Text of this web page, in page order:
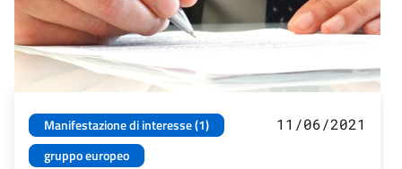
Manifestazione di interesse (1)
gruppo europeo
11/06/2021